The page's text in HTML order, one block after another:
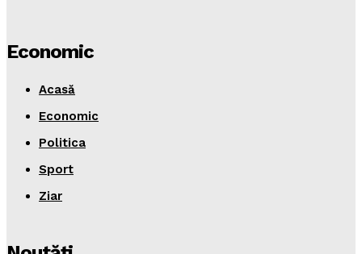
Economic
Acasă
Economic
Politica
Sport
Ziar